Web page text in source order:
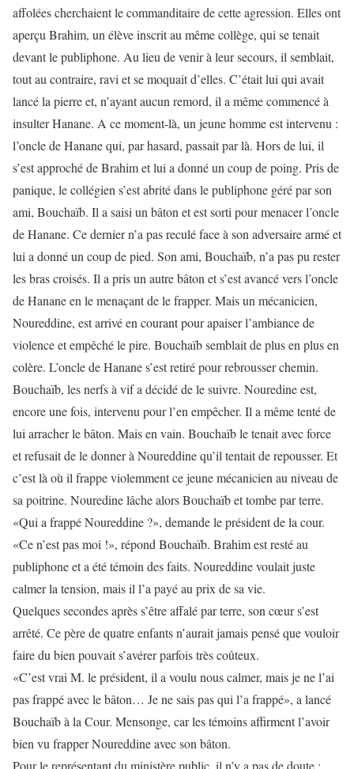
affolées cherchaient le commanditaire de cette agression. Elles ont
aperçu Brahim, un élève inscrit au même collège, qui se tenait
devant le publiphone. Au lieu de venir à leur secours, il semblait,
tout au contraire, ravi et se moquait d’elles. C’était lui qui avait
lancé la pierre et, n’ayant aucun remord, il a même commencé à
insulter Hanane. A ce moment-là, un jeune homme est intervenu :
l’oncle de Hanane qui, par hasard, passait par là. Hors de lui, il
s’est approché de Brahim et lui a donné un coup de poing. Pris de
panique, le collégien s’est abrité dans le publiphone géré par son
ami, Bouchaïb. Il a saisi un bâton et est sorti pour menacer l’oncle
de Hanane. Ce dernier n’a pas reculé face à son adversaire armé et
lui a donné un coup de pied. Son ami, Bouchaïb, n’a pas pu rester
les bras croisés. Il a pris un autre bâton et s’est avancé vers l’oncle
de Hanane en le menaçant de le frapper. Mais un mécanicien,
Noureddine, est arrivé en courant pour apaiser l’ambiance de
violence et empêché le pire. Bouchaïb semblait de plus en plus en
colère. L’oncle de Hanane s’est retiré pour rebrousser chemin.
Bouchaïb, les nerfs à vif a décidé de le suivre. Nouredine est,
encore une fois, intervenu pour l’en empêcher. Il a même tenté de
lui arracher le bâton. Mais en vain. Bouchaïb le tenait avec force
et refusait de le donner à Noureddine qu’il tentait de repousser. Et
c’est là où il frappe violemment ce jeune mécanicien au niveau de
sa poitrine. Nouredine lâche alors Bouchaïb et tombe par terre.
«Qui a frappé Noureddine ?», demande le président de la cour.
«Ce n’est pas moi !», répond Bouchaïb. Brahim est resté au
publiphone et a été témoin des faits. Noureddine voulait juste
calmer la tension, mais il l’a payé au prix de sa vie.
Quelques secondes après s’être affalé par terre, son cœur s’est
arrêté. Ce père de quatre enfants n’aurait jamais pensé que vouloir
faire du bien pouvait s’avérer parfois très coûteux.
«C’est vrai M. le président, il a voulu nous calmer, mais je ne l’ai
pas frappé avec le bâton… Je ne sais pas qui l’a frappé», a lancé
Bouchaïb à la Cour. Mensonge, car les témoins affirment l’avoir
bien vu frapper Noureddine avec son bâton.
Pour le représentant du ministère public, il n’y a pas de doute :